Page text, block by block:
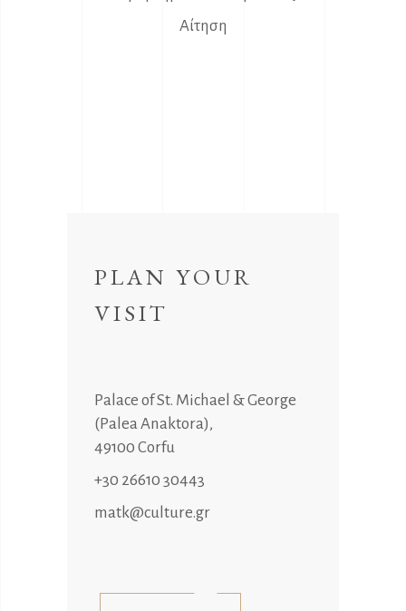
Αίτηση
PLAN YOUR
VISIT
Palace of St. Michael & George
(Palea Anaktora),
49100 Corfu
+30 26610 30443
matk@culture.gr